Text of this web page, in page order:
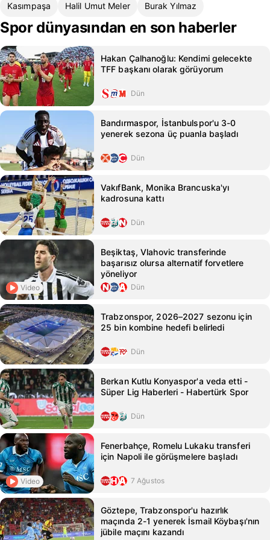
Kasımpaşa Halil Umut Meler Burak Yılmaz
Spor dünyasından en son haberler
Hakan Çalhanoğlu: Kendimi gelecekte
TFF başkanı olarak görüyorum
Dün
Bandırmaspor, İstanbulspor'u 3-0
yenerek sezona üç puanla başladı
Dün
VakıfBank, Monika Brancuska'yı
kadrosuna kattı
Dün
Video
Beşiktaş, Vlahovic transferinde
başarısız olursa alternatif forvetlere
yöneliyor
Dün
Trabzonspor, 2026–2027 sezonu için
25 bin kombine hedefi belirledi
Dün
Berkan Kutlu Konyaspor'a veda etti -
Süper Lig Haberleri - Habertürk Spor
Dün
Video
Fenerbahçe, Romelu Lukaku transferi
için Napoli ile görüşmelere başladı
7 Ağustos
Göztepe, Trabzonspor'u hazırlık
maçında 2-1 yenerek İsmail Köybaşı'nın
jübile maçını kazandı